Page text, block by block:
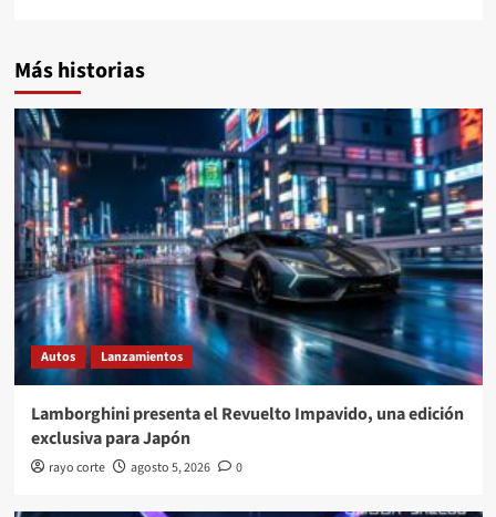
Más historias
Autos Lanzamientos
Lamborghini presenta el Revuelto Impavido, una edición
exclusiva para Japón
rayo corte agosto 5, 2026 0